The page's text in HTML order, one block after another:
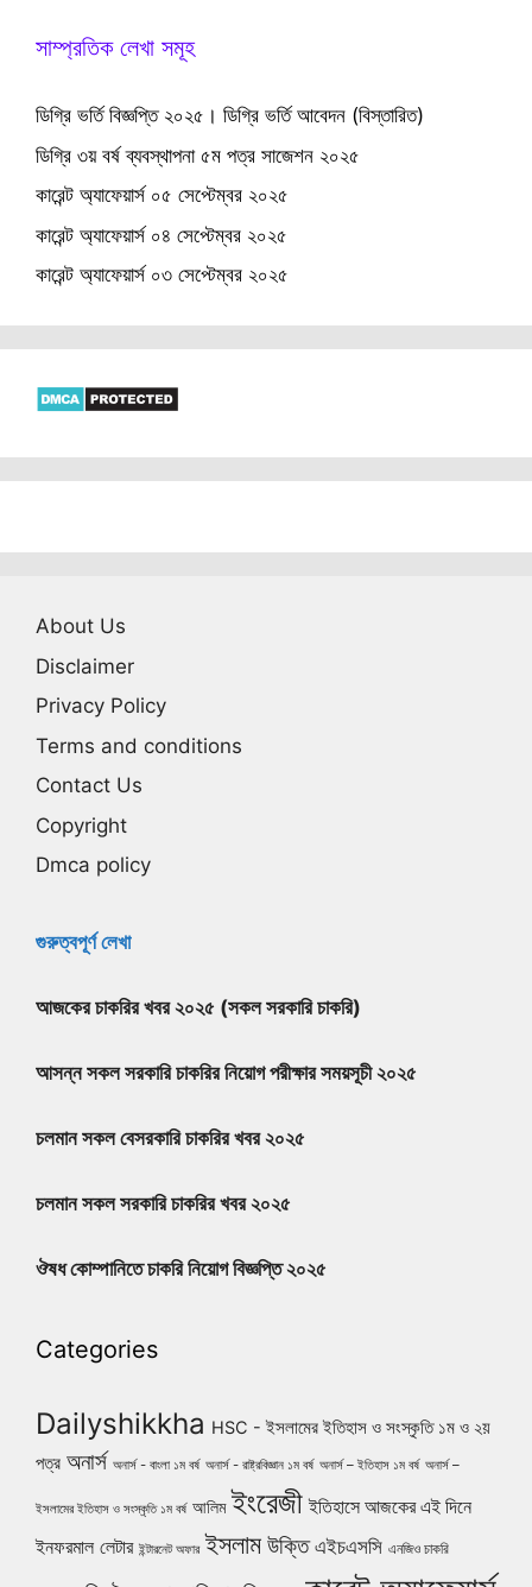
সাম্প্রতিক লেখা সমূহ
ডিগ্রি ভর্তি বিজ্ঞপ্তি ২০২৫। ডিগ্রি ভর্তি আবেদন (বিস্তারিত)
ডিগ্রি ৩য় বর্ষ ব্যবস্থাপনা ৫ম পত্র সাজেশন ২০২৫
কারেন্ট অ্যাফেয়ার্স ০৫ সেপ্টেম্বর ২০২৫
কারেন্ট অ্যাফেয়ার্স ০৪ সেপ্টেম্বর ২০২৫
কারেন্ট অ্যাফেয়ার্স ০৩ সেপ্টেম্বর ২০২৫
About Us
Disclaimer
Privacy Policy
Terms and conditions
Contact Us
Copyright
Dmca policy
গুরুত্বপূর্ণ লেখা
আজকের চাকরির খবর ২০২৫ (সকল সরকারি চাকরি)
আসন্ন সকল সরকারি চাকরির নিয়োগ পরীক্ষার সময়সূচী ২০২৫
চলমান সকল বেসরকারি চাকরির খবর ২০২৫
চলমান সকল সরকারি চাকরির খবর ২০২৫
ঔষধ কোম্পানিতে চাকরি নিয়োগ বিজ্ঞপ্তি ২০২৫
Categories
Dailyshikkha HSC - ইসলামের ইতিহাস ও সংস্কৃতি ১ম ও ২য়
পত্র অনার্স অনার্স - বাংলা ১ম বর্ষ অনার্স - রাষ্ট্রবিজ্ঞান ১ম বর্ষ অনার্স – ইতিহাস ১ম বর্ষ অনার্স –
ইসলামের ইতিহাস ও সংস্কৃতি ১ম বর্ষ আলিম ইংরেজী ইতিহাসে আজকের এই দিনে
ইনফরমাল লেটার ইন্টারনেট অফার ইসলাম উক্তি এইচএসসি এনজিও চাকরি